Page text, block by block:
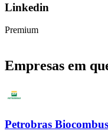
Linkedin
Premium
Empresas em
Petrobras